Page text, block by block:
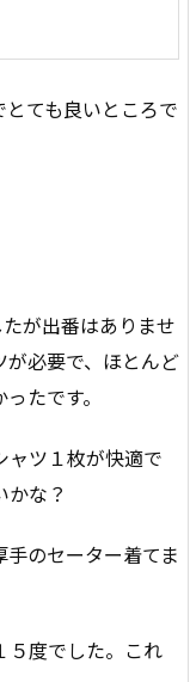
ても良いところで
が出番はありませ
必要で、ほとんど
たです。
ャツ１枚が快適で
かな？
のセーター着てま
５度でした。これ